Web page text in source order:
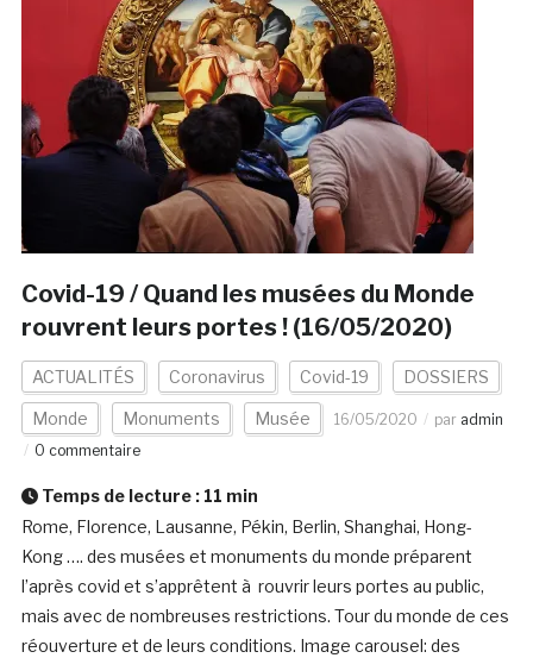
Covid-19 / Quand les musées du Monde
rouvrent leurs portes ! (16/05/2020)
ACTUALITÉS Coronavirus Covid-19 DOSSIERS
Monde Monuments Musée 16/05/2020 par admin
0 commentaire
Temps de lecture : 11 min
Rome, Florence, Lausanne, Pékin, Berlin, Shanghai, Hong-
Kong …. des musées et monuments du monde préparent
l’après covid et s’apprêtent à rouvrir leurs portes au public,
mais avec de nombreuses restrictions. Tour du monde de ces
réouverture et de leurs conditions. Image carousel: des